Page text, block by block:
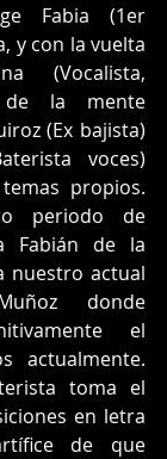
Fabia (1er
y con la vuelta
(Vocalista,
de la mente
(Ex bajista)
voces)
propios.
periodo de
Fabián de la
nuestro actual
donde
el
actualmente.
toma el
en letra
de que